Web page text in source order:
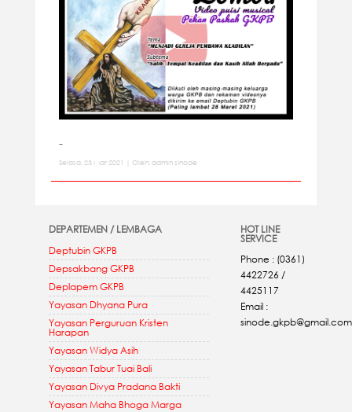
-
Selasa, 23 Mar 2021 | Oleh: admin sinode
DEPARTEMEN / LEMBAGA
Deptubin GKPB
Depsakbang GKPB
Deplapem GKPB
Yayasan Dhyana Pura
Yayasan Perguruan Kristen
Harapan
Yayasan Widya Asih
Yayasan Tabur Tuai Bali
Yayasan Divya Pradana Bakti
Yayasan Maha Bhoga Marga
HOT LINE
SERVICE
Phone : (0361)
4422726 /
4425117
Email :
sinode.gkpb@gmail.com